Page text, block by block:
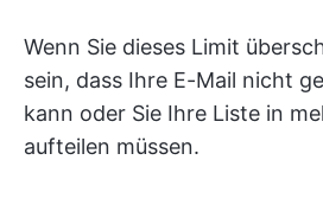
Wenn Sie dieses Limit
sein, dass Ihre E-Mail nicht
kann oder Sie Ihre Liste in
aufteilen müssen.